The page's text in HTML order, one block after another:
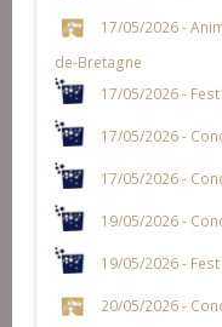
17/05/2026 -
de-Bretagne
17/05/2026 -
17/05/2026 -
17/05/2026 -
19/05/2026 -
19/05/2026 -
20/05/2026 -